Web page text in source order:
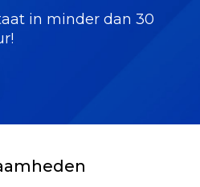
in minder dan 30